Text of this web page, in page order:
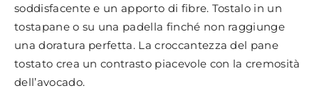
soddisfacente e un apporto di fibre. Tostalo in un
tostapane o su una padella finché non raggiunge
una doratura perfetta. La croccantezza del pane
tostato crea un contrasto piacevole con la cremosità
dell’avocado.